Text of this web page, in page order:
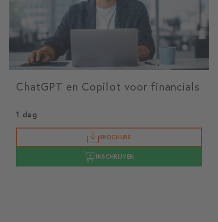
ChatGPT en Copilot voor financials
1 dag
BROCHURE
INSCHRIJVEN